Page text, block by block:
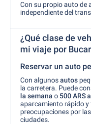
Con su propio auto de
independiente del
¿Qué clase de
mi viaje por
Reservar un auto
Con algunosautos
la carretera. Puede
la semana o 500 ARS
aparcamiento rápido y
preocupaciones por
ciudades.